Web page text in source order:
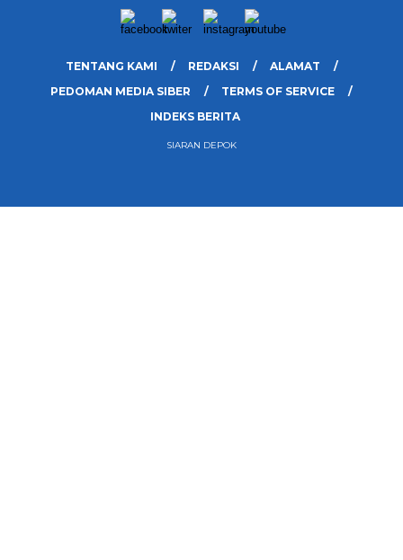
TENTANG KAMI REDAKSI
ALAMAT
PEDOMAN MEDIA SIBER
TERMS OF SERVICE
INDEKS BERITA
SIARAN DEPOK